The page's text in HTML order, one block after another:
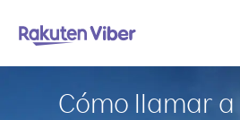
Cómo llamar